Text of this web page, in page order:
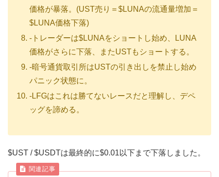
価格が暴落。(UST売り＝$LUNAの流通量増加＝
$LUNA価格下落)
-トレーダーは$LUNAをショートし始め、LUNA
価格がさらに下落、またUSTもショートする。
-暗号通貨取引所はUSTの引き出しを禁止し始め
パニック状態に。
-LFGはこれは勝てないレースだと理解し、デペ
ッグを諦める。
$UST / $USDTは最終的に$0.01以下まで下落しました。